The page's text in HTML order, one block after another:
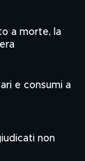
a morte, la
e consumi a
non